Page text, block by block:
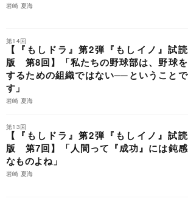
岩崎 夏海
第14回
【『もしドラ』第2弾『もしイノ』試読
版 第8回】「私たちの野球部は、野球を
するための組織ではない──ということで
す」
岩崎 夏海
第13回
【『もしドラ』第2弾『もしイノ』試読
版 第7回】「人間って『成功』には鈍感
なものよね」
岩崎 夏海